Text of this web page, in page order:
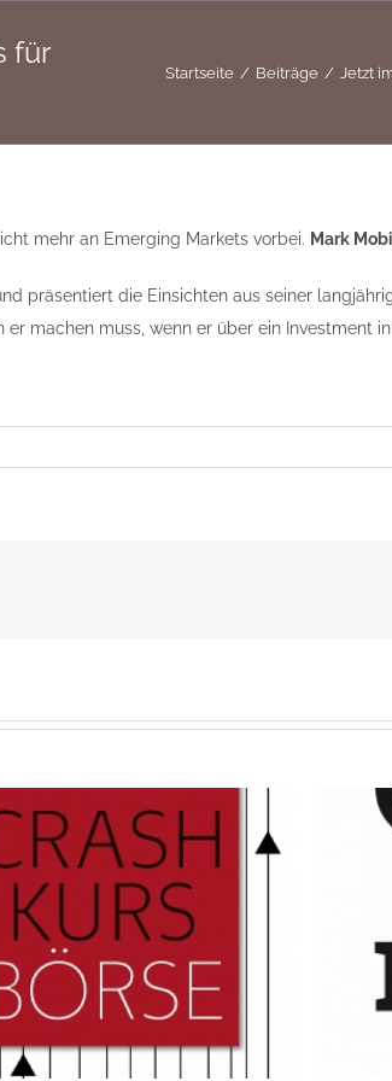
für
Startseite Beiträge Jetzt
mehr an Emerging Markets vorbei. Mark
präsentiert die Einsichten aus seiner
machen muss, wenn er über ein Investment